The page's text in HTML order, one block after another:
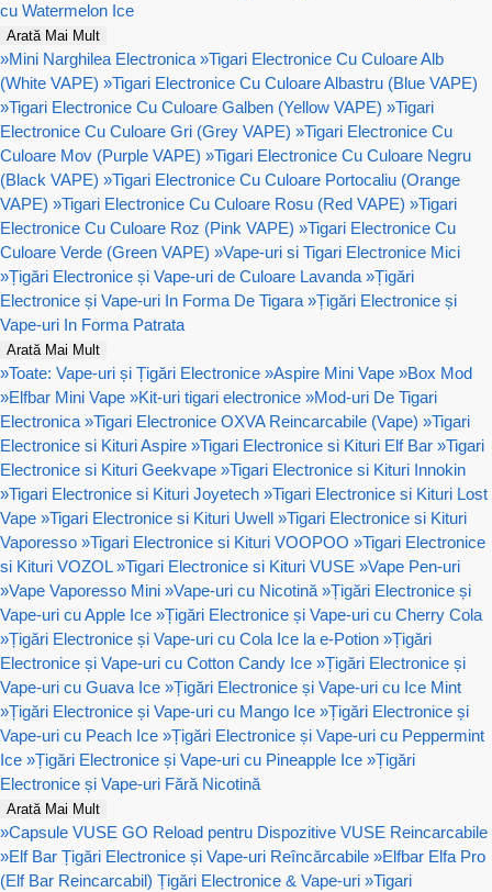
cu Watermelon Ice
Arată Mai Mult
»Mini Narghilea Electronica »Tigari Electronice Cu Culoare Alb
(White VAPE) »Tigari Electronice Cu Culoare Albastru (Blue VAPE)
»Tigari Electronice Cu Culoare Galben (Yellow VAPE) »Tigari
Electronice Cu Culoare Gri (Grey VAPE) »Tigari Electronice Cu
Culoare Mov (Purple VAPE) »Tigari Electronice Cu Culoare Negru
(Black VAPE) »Tigari Electronice Cu Culoare Portocaliu (Orange
VAPE) »Tigari Electronice Cu Culoare Rosu (Red VAPE) »Tigari
Electronice Cu Culoare Roz (Pink VAPE) »Tigari Electronice Cu
Culoare Verde (Green VAPE) »Vape-uri si Tigari Electronice Mici
»Țigări Electronice și Vape-uri de Culoare Lavanda »Țigări
Electronice și Vape-uri In Forma De Tigara »Țigări Electronice și
Vape-uri In Forma Patrata
Arată Mai Mult
»Toate: Vape-uri și Țigări Electronice »Aspire Mini Vape »Box Mod
»Elfbar Mini Vape »Kit-uri tigari electronice »Mod-uri De Tigari
Electronica »Tigari Electronice OXVA Reincarcabile (Vape) »Tigari
Electronice si Kituri Aspire »Tigari Electronice si Kituri Elf Bar »Tigari
Electronice si Kituri Geekvape »Tigari Electronice si Kituri Innokin
»Tigari Electronice si Kituri Joyetech »Tigari Electronice si Kituri Lost
Vape »Tigari Electronice si Kituri Uwell »Tigari Electronice si Kituri
Vaporesso »Tigari Electronice si Kituri VOOPOO »Tigari Electronice
si Kituri VOZOL »Tigari Electronice si Kituri VUSE »Vape Pen-uri
»Vape Vaporesso Mini »Vape-uri cu Nicotină »Țigări Electronice și
Vape-uri cu Apple Ice »Țigări Electronice și Vape-uri cu Cherry Cola
»Țigări Electronice și Vape-uri cu Cola Ice la e-Potion »Țigări
Electronice și Vape-uri cu Cotton Candy Ice »Țigări Electronice și
Vape-uri cu Guava Ice »Țigări Electronice și Vape-uri cu Ice Mint
»Țigări Electronice și Vape-uri cu Mango Ice »Țigări Electronice și
Vape-uri cu Peach Ice »Țigări Electronice și Vape-uri cu Peppermint
Ice »Țigări Electronice și Vape-uri cu Pineapple Ice »Țigări
Electronice și Vape-uri Fără Nicotină
Arată Mai Mult
»Capsule VUSE GO Reload pentru Dispozitive VUSE Reincarcabile
»Elf Bar Țigări Electronice și Vape-uri Reîncărcabile »Elfbar Elfa Pro
(Elf Bar Reincarcabil) Țigări Electronice & Vape-uri »Tigari